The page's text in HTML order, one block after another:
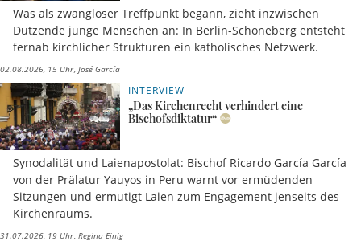
Was als zwangloser Treffpunkt begann, zieht inzwischen
Dutzende junge Menschen an: In Berlin-Schöneberg entsteht
fernab kirchlicher Strukturen ein katholisches Netzwerk.
02.08.2026, 15 Uhr José García
INTERVIEW
„Das Kirchenrecht verhindert eine
Bischofsdiktatur“
Synodalität und Laienapostolat: Bischof Ricardo García García
von der Prälatur Yauyos in Peru warnt vor ermüdenden
Sitzungen und ermutigt Laien zum Engagement jenseits des
Kirchenraums.
31.07.2026, 19 Uhr Regina Einig